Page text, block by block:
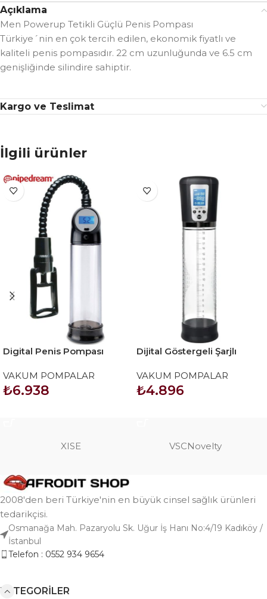
Açıklama
Men Powerup Tetikli Güçlü Penis Pompası
Türkiye´nin en çok tercih edilen, ekonomik fiyatlı ve
kaliteli penis pompasıdır. 22 cm uzunluğunda ve 6.5 cm
genişliğinde silindire sahiptir.
Kargo ve Teslimat
İlgili ürünler
Digital Penis Pompası
VAKUM POMPALAR
₺6.938
Dijital Göstergeli Şarjlı
VAKUM POMPALAR
₺4.896
XISE VSCNovelty
2008'den beri Türkiye'nin en büyük cinsel sağlık ürünleri
tedarikçisi.
Osmanağa Mah. Pazaryolu Sk. Uğur İş Hanı No:4/19 Kadıköy /
İstanbul
Telefon : 0552 934 9654
KATEGORILER